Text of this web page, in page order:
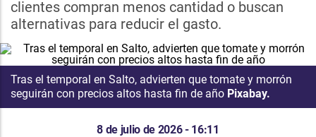
clientes compran menos cantidad o buscan
alternativas para reducir el gasto.
Tras el temporal en Salto, advierten que tomate y morrón
seguirán con precios altos hasta fin de año Pixabay.
8 de julio de 2026 - 16:11